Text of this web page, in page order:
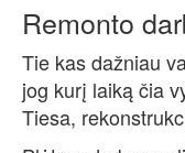
Remonto
Tie kas dažniau
jog kurį laiką čia
Tiesa,